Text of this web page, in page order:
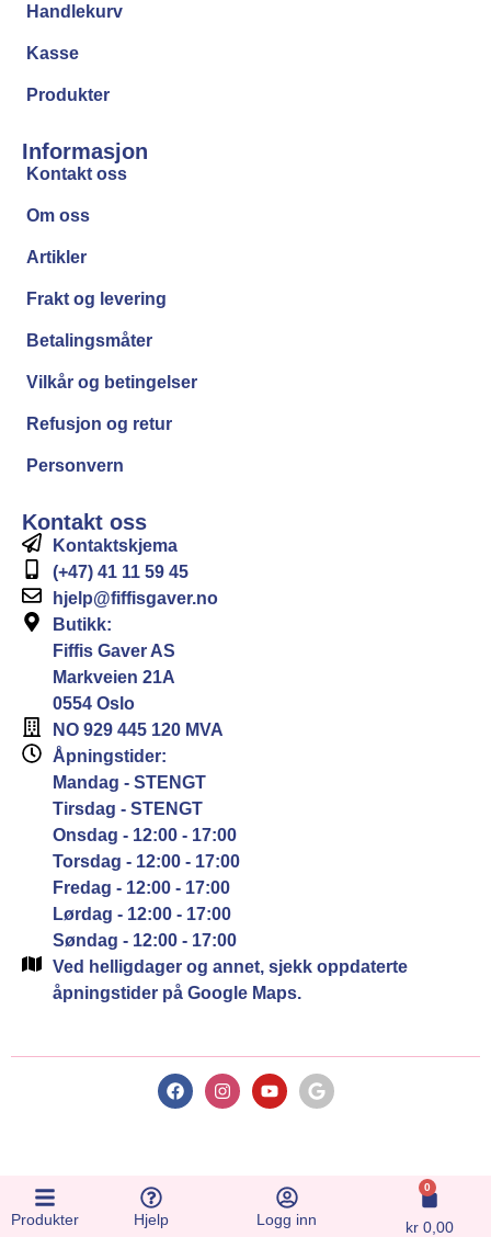
Produkter Hjelp Logg inn
0
kr 0,00
Handlekurv
Kasse
Produkter
Informasjon
Kontakt oss
Om oss
Artikler
Frakt og levering
Betalingsmåter
Vilkår og betingelser
Refusjon og retur
Personvern
Kontakt oss
Kontaktskjema
(+47) 41 11 59 45
hjelp@fiffisgaver.no
Butikk:
Fiffis Gaver AS
Markveien 21A
0554 Oslo
NO 929 445 120 MVA
Åpningstider:
Mandag - STENGT
Tirsdag - STENGT
Onsdag - 12:00 - 17:00
Torsdag - 12:00 - 17:00
Fredag - 12:00 - 17:00
Lørdag - 12:00 - 17:00
Søndag - 12:00 - 17:00
Ved helligdager og annet, sjekk oppdaterte
åpningstider på Google Maps.